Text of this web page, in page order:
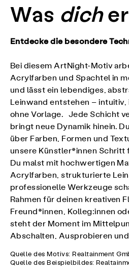
Was dich
Entdecke die besondere
Bei diesem ArtNight-Motiv
Acrylfarben und Spachtel in
und lässt ein lebendiges,
Leinwand entstehen –
ohne Vorlage. Jede Schicht
bringt neue Dynamik hinein.
über Farben, Formen und
unsere Künstler*innen
Du malst mit hochwertigen
Acrylfarben, strukturierte
professionelle Werkzeuge
Rahmen für deinen kreativen
Freund*innen, Kolleg:innen
steht der Moment im
Abschalten, Ausprobieren
Quelle des Motivs: Realtainment
Quelle des Beispielbildes: